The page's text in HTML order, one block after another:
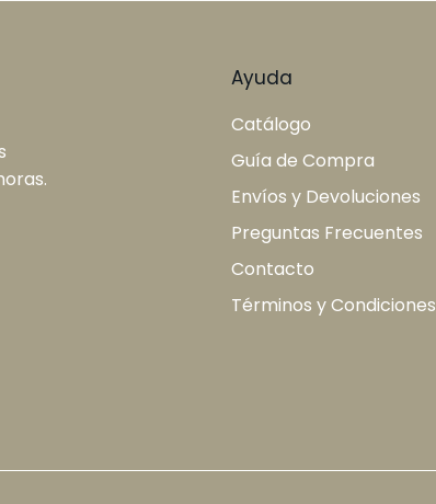
Ayuda
Catálogo
Guía de Compra
Envíos y Devoluciones
Preguntas Frecuentes
Contacto
Términos y Condiciones